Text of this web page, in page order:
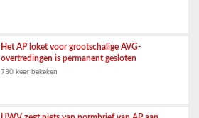
Het AP loket voor grootschalige AVG-
overtredingen is permanent gesloten
730 keer bekeken